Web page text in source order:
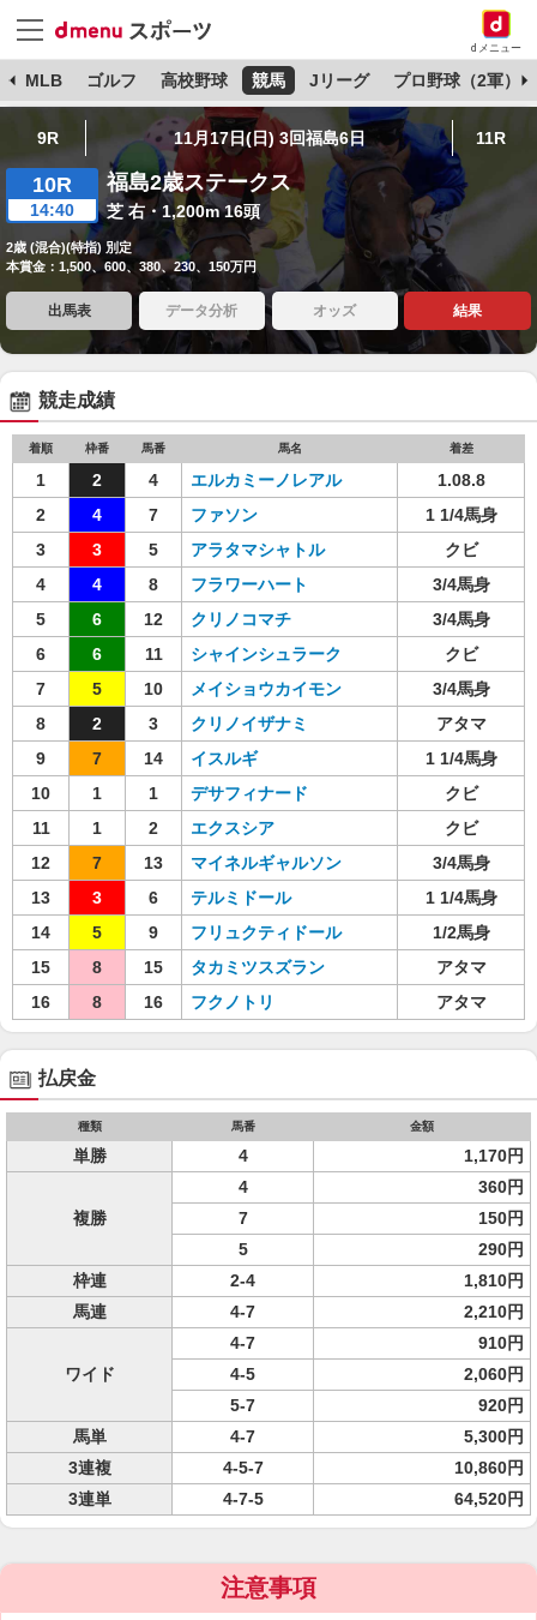
dメニュー
MLB ゴルフ 高校野球 競馬 Jリーグ プロ野球（2軍）
9R 11月17日(日) 3回福島6日 11R
10R
14:40
福島2歳ステークス
芝 右・1,200m 16頭
2歳 (混合)(特指) 別定
本賞金：1,500、600、380、230、150万円
出馬表 データ分析 オッズ 結果
競走成績
着順 枠番 馬番 馬名 着差
1 2 4 エルカミーノレアル
1.08.8
2
4 7 ファソン
1 1/4馬身
3
3 5 アラタマシャトル
クビ
4
4 8 フラワーハート
3/4馬身
5
6 12 クリノコマチ
3/4馬身
6
6 11 シャインシュラーク
クビ
7
5 10 メイショウカイモン
3/4馬身
8
2 3 クリノイザナミ
アタマ
9
7 14 イスルギ
1 1/4馬身
10
1 1 デサフィナード
クビ
11
1 2 エクスシア
クビ
12
7 13 マイネルギャルソン
3/4馬身
13
3 6 テルミドール
1 1/4馬身
14
5 9 フリュクティドール
1/2馬身
15
8 15 タカミツスズラン
アタマ
16
8 16 フクノトリ アタマ
払戻金
種類 馬番 金額
単勝 4 1,170円
複勝
4
360円
7
150円
5
290円
枠連
2-4
1,810円
馬連
4-7 2,210円
ワイド
4-7
910円
4-5
2,060円
5-7
920円
馬単
4-7
5,300円
3連複
4-5-7
10,860円
3連単
4-7-5 64,520円
注意事項